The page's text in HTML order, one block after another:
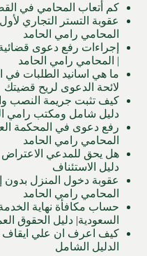
كم أتعاب المحامي في
عقوبة التستر التجاري
المحامي رامي الحامد
إجراءات رفع دعوى
| المحامي رامي الحامد
ما هي اسانيد الطلبات في
لائحة الدعوى لريح قضيتك
كيف تثبت جريمة النصب
دليل شامل ومكتب رامي
رفع دعوى في المحكمة
المحامي رامي الحامد
هل يحق للمدعي
دليل الاستئناف
عقوبة دخول المنزل بدون
المحامي رامي الحامد
حساب مكافأة نهاية
السعودية| دليل الحقوق
كيف اعرف ان علي ايقاف
الدليل الشامل